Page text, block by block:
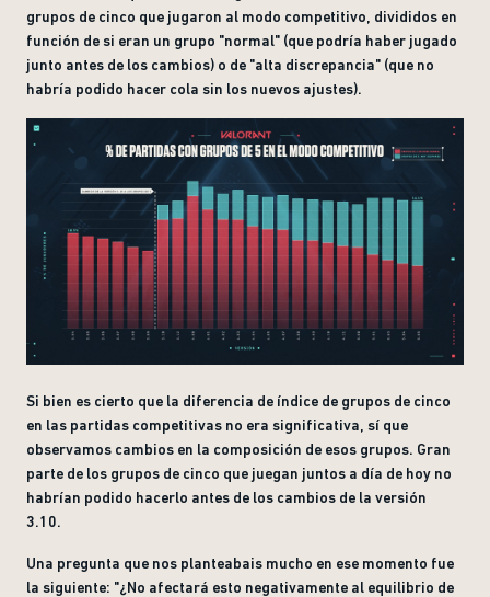
grupos de cinco que jugaron al modo competitivo, divididos en
función de si eran un grupo "normal" (que podría haber jugado
junto antes de los cambios) o de "alta discrepancia" (que no
habría podido hacer cola sin los nuevos ajustes).
Si bien es cierto que la diferencia de índice de grupos de cinco
en las partidas competitivas no era significativa, sí que
observamos cambios en la composición de esos grupos. Gran
parte de los grupos de cinco que juegan juntos a día de hoy no
habrían podido hacerlo antes de los cambios de la versión
3.10.
Una pregunta que nos planteabais mucho en ese momento fue
la siguiente: "¿No afectará esto negativamente al equilibrio de